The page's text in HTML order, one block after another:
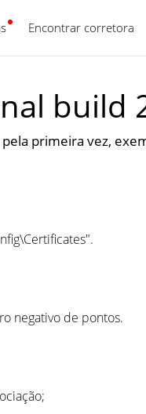
Encontrar corretora
build
primeira vez,
negativo de pontos.